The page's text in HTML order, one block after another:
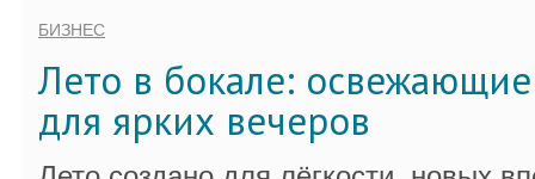
БИЗНЕС
Лето в бокале:
для ярких вечеров